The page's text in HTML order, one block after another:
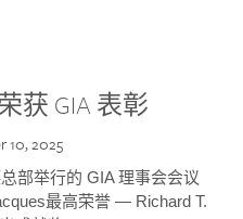
获 GIA 表彰
10, 2025
部举行的 GIA 理事会会议
最高荣誉 — Richard T.